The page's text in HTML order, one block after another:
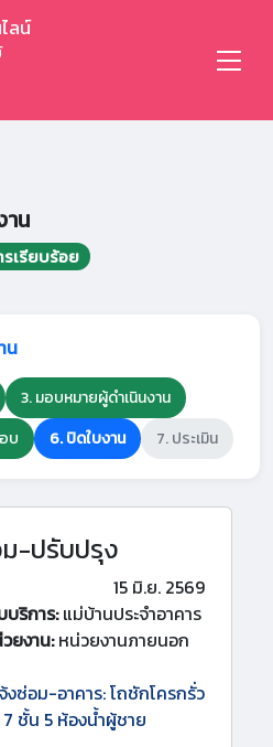
ลน์
าน
เรียบร้อย
น
3. มอบหมายผู้ดำเนินงาน
บ 6. ปิดใบงาน 7. ประเมิน
-ปรับปรุง
15 มิ.ย. 2569
ริการ:แม่บ้านประจำอาคาร
ยงาน:หน่วยงานภายนอก
งซ่อม-อาคาร: โถชักโครกรั่ว
7 ชั้น 5 ห้องน้ำผู้ชาย